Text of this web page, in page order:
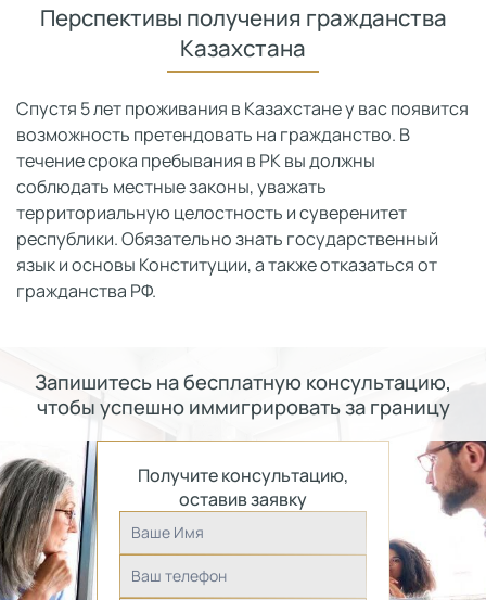
Перспективы получения гражданства
Казахстана
Спустя 5 лет проживания в Казахстане у вас появится
возможность претендовать на гражданство. В
течение срока пребывания в РК вы должны
соблюдать местные законы, уважать
территориальную целостность и суверенитет
республики. Обязательно знать государственный
язык и основы Конституции, а также отказаться от
гражданства РФ.
Запишитесь на бесплатную консультацию,
чтобы успешно иммигрировать за границу
Получите консультацию,
оставив заявку